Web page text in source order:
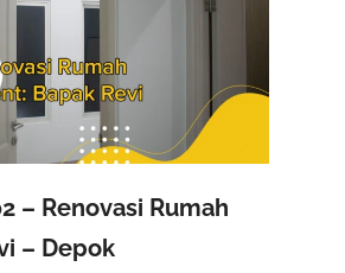
– Renovasi Rumah
– Depok